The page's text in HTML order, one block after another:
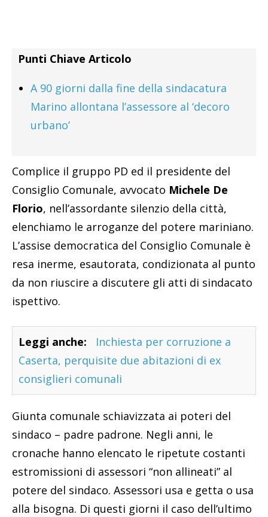
Punti Chiave Articolo
A 90 giorni dalla fine della sindacatura
Marino allontana l’assessore al ‘decoro
urbano’
Complice il gruppo PD ed il presidente del
Consiglio Comunale, avvocato Michele De
Florio, nell’assordante silenzio della città,
elenchiamo le arroganze del potere mariniano.
L’assise democratica del Consiglio Comunale è
resa inerme, esautorata, condizionata al punto
da non riuscire a discutere gli atti di sindacato
ispettivo.
Leggi anche:
Inchiesta per corruzione a
Caserta, perquisite due abitazioni di ex
consiglieri comunali
Giunta comunale schiavizzata ai poteri del
sindaco – padre padrone. Negli anni, le
cronache hanno elencato le ripetute costanti
estromissioni di assessori “non allineati” al
potere del sindaco. Assessori usa e getta o usa
alla bisogna. Di questi giorni il caso dell’ultimo